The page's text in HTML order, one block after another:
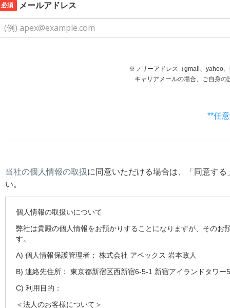
必須 メールアドレス
※フリーアドレス（gmail、yahoo
ャリアメールの場合、ご自身の設定等で受信で
**任
当社の個人情報の取扱に同意いただける場合は、「同意す
い。
個人情報の取扱いについて
弊社は貴殿の個人情報をお預かりすることになりますが、その
す。
A) 個人情報保護管理者： 株式会社 アペックス 岩本政人
B) 連絡先住所： 東京都新宿区西新宿6-5-1 新宿アイランドタワー
C) 利用目的：
＜法人のお客様について＞